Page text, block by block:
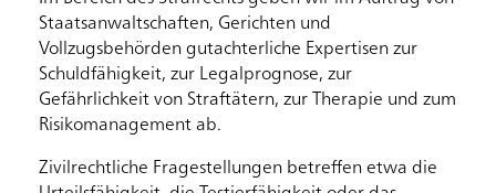
Staatsanwaltschaften, Gerichten und
Vollzugsbehörden gutachterliche Expertisen zur
Schuldfähigkeit, zur Legalprognose, zur
Gefährlichkeit von Straftätern, zur Therapie und zum
Risikomanagement ab.
Zivilrechtliche Fragestellungen betreffen etwa die